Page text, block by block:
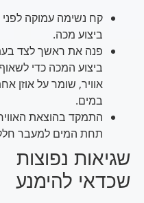
קח נשימה עמוקה לפני
ביצוע מכה.
פנה את ראשך לצד בעת
ביצוע המכה כדי לשאוף
אוויר, שומר על אוזן אחת
במים.
התמקד בהוצאת האוויר
תחת המים למעבר חלק.
שגיאות נפוצות
שכדאי להימנע